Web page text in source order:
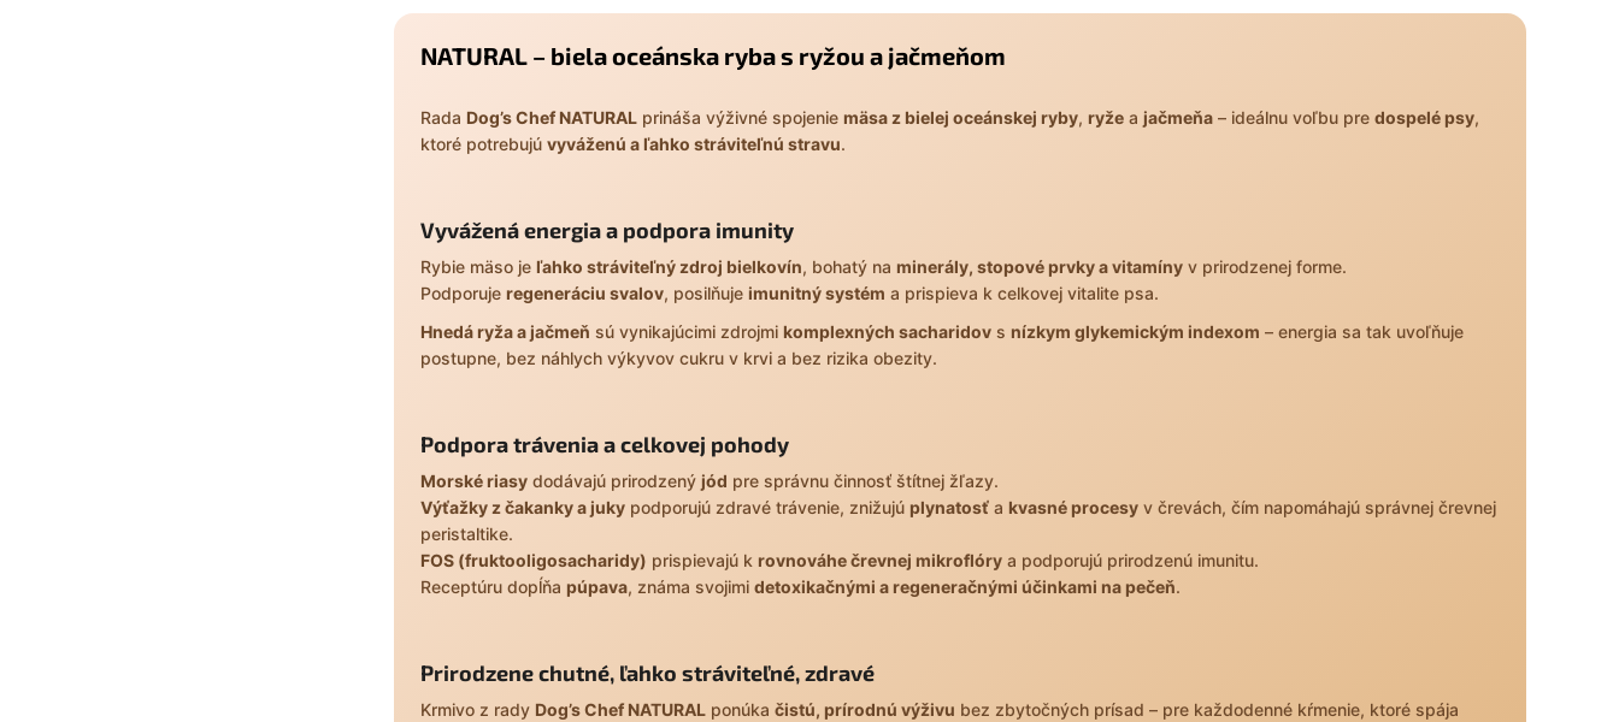
NATURAL – biela oceánska ryba s ryžou a jačmeňom
Rada Dog’s Chef NATURAL prináša výživné spojeniemäsa z bielej oceánskej ryby,ryže a jačmeňa – ideálnu voľbu predospelé psy,
ktoré potrebujúvyváženú a ľahko stráviteľnú stravu.
Vyvážená energia a podpora imunity
Rybie mäso je ľahko stráviteľný zdroj bielkovín, bohatý naminerály, stopové prvky a vitamíny v prirodzenej forme.
Podporujeregeneráciu svalov, posilňujeimunitný systém a prispieva k celkovej vitalite psa.
Hnedá ryža a jačmeň sú vynikajúcimi zdrojmi komplexných sacharidov s nízkym glykemickým indexom – energia sa tak uvoľňuje
postupne, bez náhlych výkyvov cukru v krvi a bez rizika obezity.
Podpora trávenia a celkovej pohody
Morské riasy dodávajú prirodzený jód pre správnu činnosť štítnej žľazy.
Výťažky z čakanky a juky podporujú zdravé trávenie, znižujú plynatosť a kvasné procesy v črevách, čím napomáhajú správnej črevnej
peristaltike.
FOS (fruktooligosacharidy) prispievajú k rovnováhe črevnej mikroflóry a podporujú prirodzenú imunitu.
Receptúru dopĺňapúpava, známa svojimidetoxikačnými a regeneračnými účinkami na pečeň.
Prirodzene chutné, ľahko stráviteľné, zdravé
Krmivo z rady Dog’s Chef NATURAL ponúkačistú, prírodnú výživu bez zbytočných prísad – pre každodenné kŕmenie, ktoré spája